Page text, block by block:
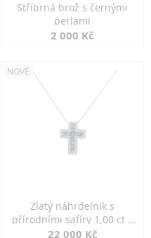
Stříbrná brož s černými
perlami
2 000 Kč
NOVÉ
Zlatý náhrdelník s
přírodními safíry 1,00 ct a
diamanty
22 000 Kč